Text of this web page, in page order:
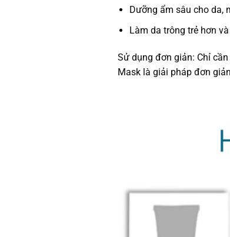
Dưỡng ẩm sâu cho da,
Làm da trông trẻ hơn
Sử dụng đơn giản: Chỉ
Mask là giải pháp đơn